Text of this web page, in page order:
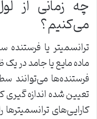
چه زمانی از
می‌کنیم؟
ترانسمیتر یا
ماده مایع یا جامد در
فرستنده‌ها می‌توانند
تعیین شده اندازه گیری
کارایی‌های